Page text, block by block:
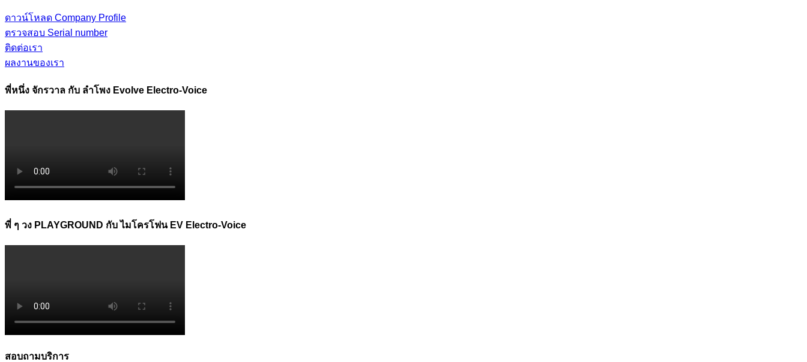
ดาวน์โหลด Company Profile
ตรวจสอบ Serial number
ติดต่อเรา
ผลงานของเรา
พี่หนึ่ง จักรวาล กับ ลำโพง Evolve Electro-Voice
พี่ ๆ วง PLAYGROUND กับ ไมโครโฟน EV Electro-Voice
สอบถามบริการ